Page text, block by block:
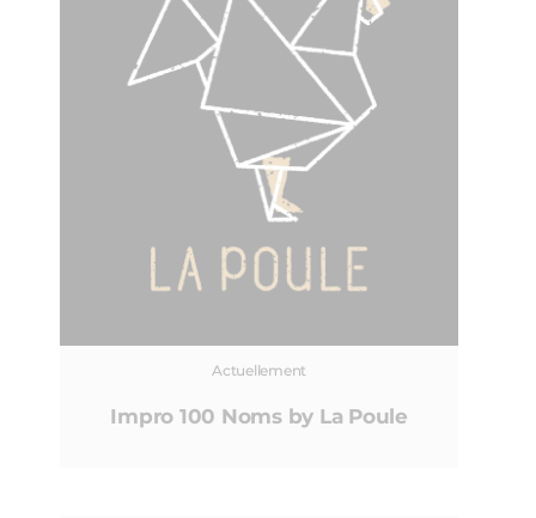
Actuellement
Impro 100 Noms by La Poule